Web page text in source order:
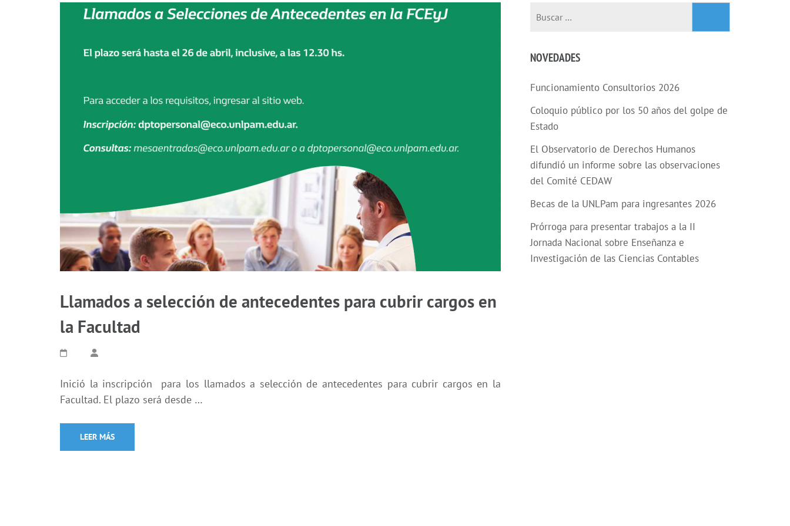
Llamados a selección de antecedentes para cubrir cargos en
la Facultad
Inició la inscripción para los llamados a selección de antecedentes para cubrir cargos en la
Facultad. El plazo será desde …
LEER MÁS
NOVEDADES
Funcionamiento Consultorios 2026
Coloquio público por los 50 años del golpe de
Estado
El Observatorio de Derechos Humanos
difundió un informe sobre las observaciones
del Comité CEDAW
Becas de la UNLPam para ingresantes 2026
Prórroga para presentar trabajos a la II
Jornada Nacional sobre Enseñanza e
Investigación de las Ciencias Contables